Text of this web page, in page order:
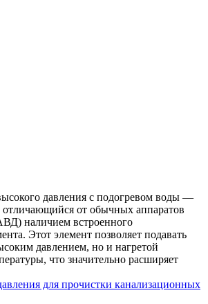
давления с подогревом воды —
от обычных аппаратов
наличием встроенного
Этот элемент позволяет подавать
давлением, но и нагретой
что значительно расширяет
для прочистки канализационных